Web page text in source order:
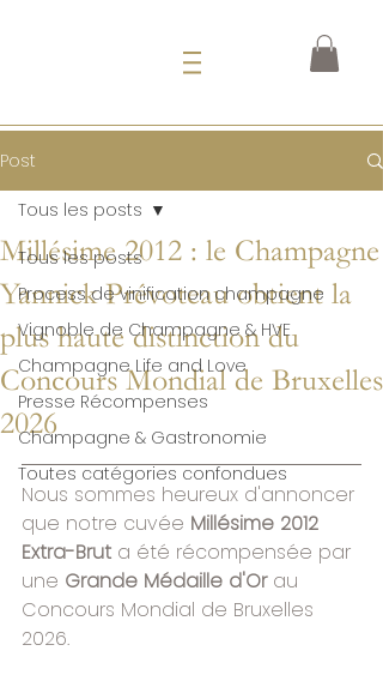
Post
Tous les posts
Process de vinification champagne
Vignoble de Champagne & HVE
Champagne Life and Love
Presse Récompenses
Champagne & Gastronomie
Toutes catégories confondues
Tous les posts
Millésime 2012 : le Champagne
Yannick Prévoteau obtient la
plus haute distinction du
Concours Mondial de Bruxelles
2026
Nous sommes heureux d'annoncer
que notre cuvée Millésime 2012
Extra-Brut a été récompensée par
une Grande Médaille d'Or au
Concours Mondial de Bruxelles
2026.